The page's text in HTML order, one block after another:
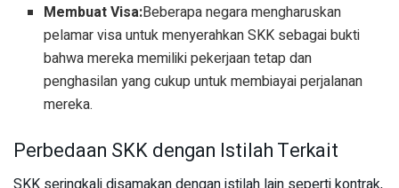
Membuat Visa:Beberapa negara mengharuskan
pelamar visa untuk menyerahkan SKK sebagai bukti
bahwa mereka memiliki pekerjaan tetap dan
penghasilan yang cukup untuk membiayai perjalanan
mereka.
Perbedaan SKK dengan Istilah Terkait